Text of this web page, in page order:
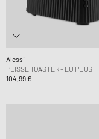
Alessi
PLISSE TOASTER - EU PLUG
104,99 €